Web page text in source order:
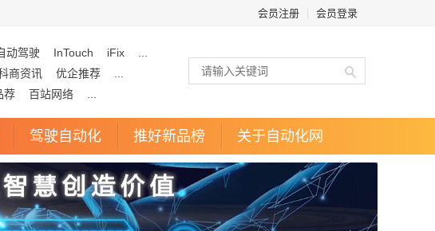
会员注册 会员登录
动驾驶 InTouch iFix
商资讯 优企推荐
荐 百站网络
驾驶自动化 推好新品榜 关于自动化网